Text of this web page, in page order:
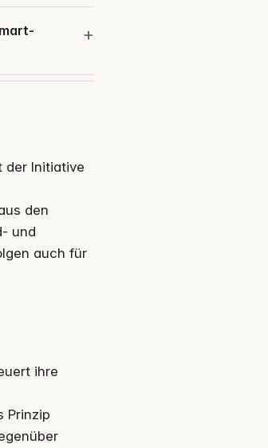
der Initiative
den
und
auch für
ihre
Prinzip